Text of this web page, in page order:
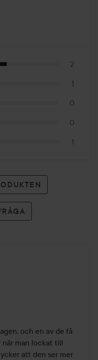
2
1
0
0
1
och en av de få
när man lockat till
att den ser mer